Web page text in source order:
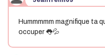
Hummmmm magnifique ta
occuper 👅💦